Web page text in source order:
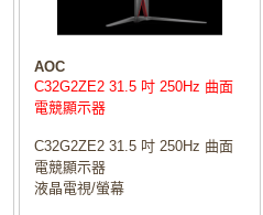
AOC
C32G2ZE2 31.5 吋 250Hz 曲面
電競顯示器
C32G2ZE2 31.5 吋 250Hz 曲面
電競顯示器
液晶電視/螢幕